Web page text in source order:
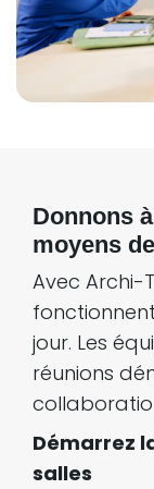
Donnons
moyens
Avec Archi-
jour. Les
réunions
Démarrez
salles